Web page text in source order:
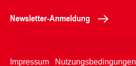
Newsletter-Anmeldung
Impressum Nutzungsbedingungen